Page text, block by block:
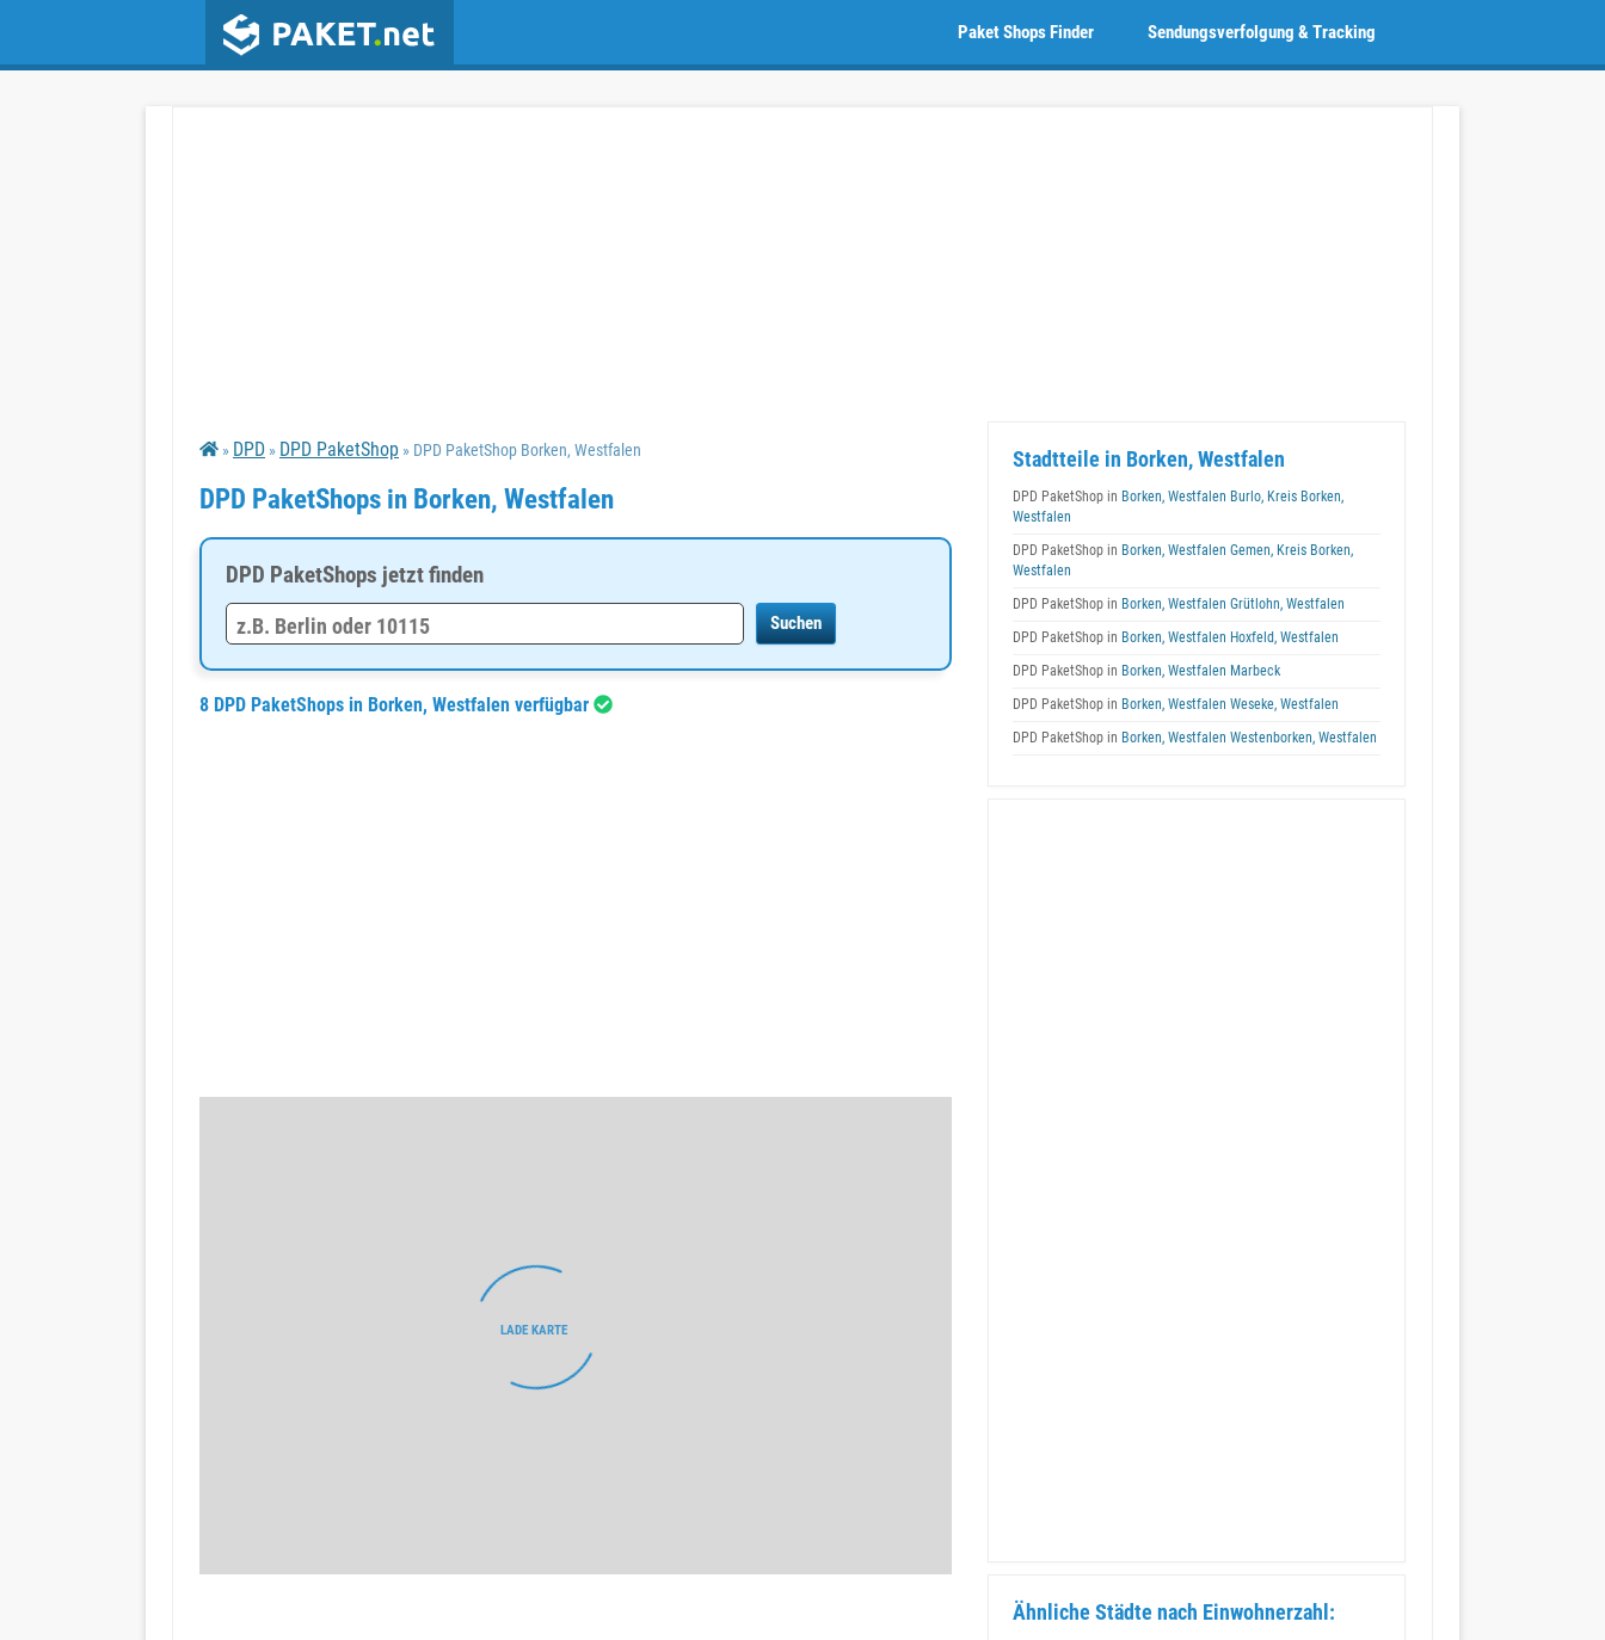
Sendungsverfolgung & Tracking
Paket Shops Finder
» DPD » DPD PaketShop » DPD PaketShop Borken, Westfalen
DPD PaketShops in Borken, Westfalen
DPD PaketShops jetzt finden
8 DPD PaketShops in Borken, Westfalen verfügbar
Stadtteile in Borken, Westfalen
DPD PaketShop in Borken, Westfalen Burlo, Kreis Borken,
Westfalen
DPD PaketShop in Borken, Westfalen Gemen, Kreis Borken,
Westfalen
DPD PaketShop in Borken, Westfalen Grütlohn, Westfalen
DPD PaketShop in Borken, Westfalen Hoxfeld, Westfalen
DPD PaketShop in Borken, Westfalen Marbeck
DPD PaketShop in Borken, Westfalen Weseke, Westfalen
DPD PaketShop in Borken, Westfalen Westenborken, Westfalen
Ähnliche Städte nach Einwohnerzahl: